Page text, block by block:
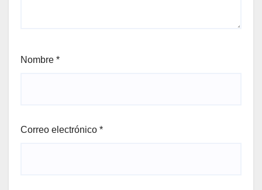
Nombre *
Correo electrónico *